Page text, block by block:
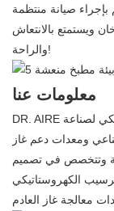
بإجراء صيانة منتظمة
ويستمتع بالانتعاش
والراحة!
معلومات عنا
DR. AIRE هي شركة تقدم أنظمة الترسيب الكهروستاتيكي لصناعة
ومعدات دعم غاز
وتتخصص في تصميم
الكهروستاتيكي